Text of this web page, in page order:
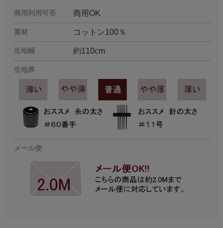
商用利用可否 商用OK
素材 コットン100％
生地幅 約110cm
生地厚
メール便